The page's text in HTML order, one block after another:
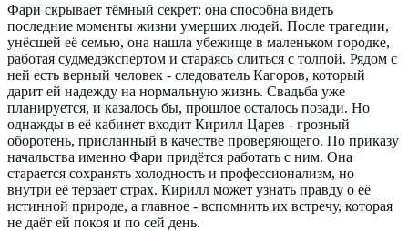
Фари скрывает тёмный секрет: она способна видеть
последние моменты жизни умерших людей. После трагедии,
унёсшей её семью, она нашла убежище в маленьком городке,
работая судмедэкспертом и стараясь слиться с толпой. Рядом с
ней есть верный человек - следователь Кагоров, который
дарит ей надежду на нормальную жизнь. Свадьба уже
планируется, и казалось бы, прошлое осталось позади. Но
однажды в её кабинет входит Кирилл Царев - грозный
оборотень, присланный в качестве проверяющего. По приказу
начальства именно Фари придётся работать с ним. Она
старается сохранять холодность и профессионализм, но
внутри её терзает страх. Кирилл может узнать правду о её
истинной природе, а главное - вспомнить их встречу, которая
не даёт ей покоя и по сей день.